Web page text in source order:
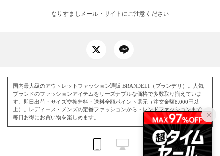
なりすましメール・サイトにご注意ください
国内最大級のアウトレットファッション通販 BRANDELI（ブランデリ）。人気
ブランドのファッションアイテムをリーズナブルな価格で多数取り揃えていま
す。即日出荷・サイズ交換無料・送料全額ポイント還元（注文金額8,000円以
上）。レディース・メンズの定番ファッションからトレンドファッションまで、
毎日お得にお買い物を楽しめます。